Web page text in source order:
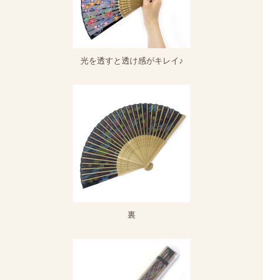
光を透すと透け感がキレイ♪
裏